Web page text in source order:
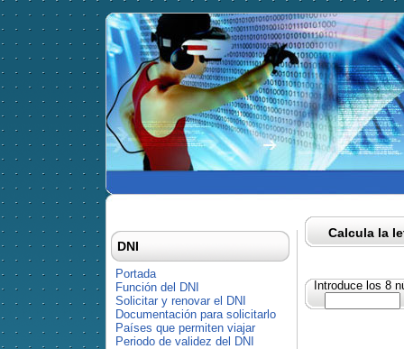
Calcula la
Introduce los 8
DNI
Portada
Función del DNI
Solicitar y renovar el DNI
Documentación para solicitarlo
Países que permiten viajar
Periodo de validez del DNI